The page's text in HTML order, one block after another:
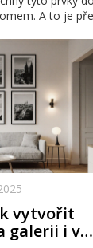
A to je
vytvořit
galerii i v